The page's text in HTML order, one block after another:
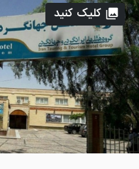
کلیک کنید